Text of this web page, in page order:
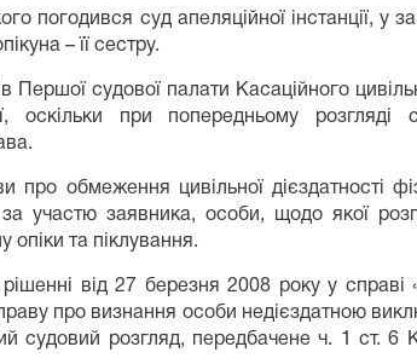
погодився суд апеляційної інстанції, у
– її сестру.
Першої судової палати Касаційного
оскільки при попередньому
про обмеження цивільної дієздатності
участю заявника, особи, щодо якої
опіки та піклування.
від 27 березня 2008 року у справі
про визнання особи недієздатною
розгляд, передбачене ч. 1 ст. 6